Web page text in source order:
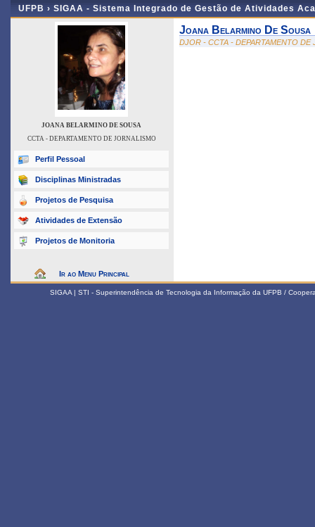
UFPB › SIGAA - Sistema Integrado de Gestão de Atividades
JOANA BELARMINO DE SOUSA
CCTA - DEPARTAMENTO DE JORNALISMO
Perfil Pessoal
Disciplinas Ministradas
Projetos de Pesquisa
Atividades de Extensão
Projetos de Monitoria
Ir ao Menu Principal
Joana Belarmino De Sousa
DJOR - CCTA - DEPARTAMENTO DE
SIGAA | STI - Superintendência de Tecnologia da Informação da UFPB /